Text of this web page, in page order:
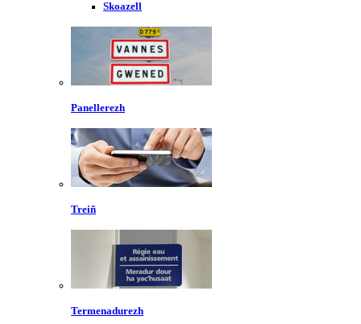
Skoazell
Panellerezh
Treiñ
Termenadurezh